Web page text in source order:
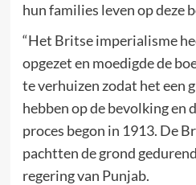
hun families leven op deze
“Het Britse imperialisme
opgezet en moedigde de
te verhuizen zodat het een
hebben op de bevolking en
proces begon in 1913. De
pachtten de grond
regering van Punjab.